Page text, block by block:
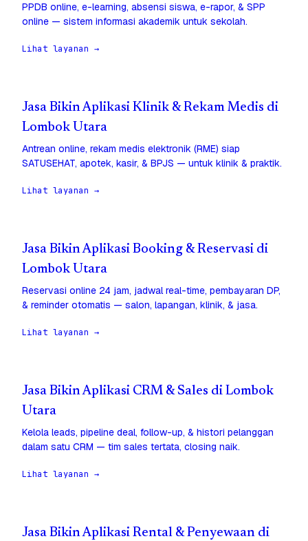
PPDB online, e-learning, absensi siswa, e-rapor, & SPP
online — sistem informasi akademik untuk sekolah.
Lihat layanan →
Jasa Bikin Aplikasi Klinik & Rekam Medis di
Lombok Utara
Antrean online, rekam medis elektronik (RME) siap
SATUSEHAT, apotek, kasir, & BPJS — untuk klinik & praktik.
Lihat layanan →
Jasa Bikin Aplikasi Booking & Reservasi di
Lombok Utara
Reservasi online 24 jam, jadwal real-time, pembayaran DP,
& reminder otomatis — salon, lapangan, klinik, & jasa.
Lihat layanan →
Jasa Bikin Aplikasi CRM & Sales di Lombok
Utara
Kelola leads, pipeline deal, follow-up, & histori pelanggan
dalam satu CRM — tim sales tertata, closing naik.
Lihat layanan →
Jasa Bikin Aplikasi Rental & Penyewaan di